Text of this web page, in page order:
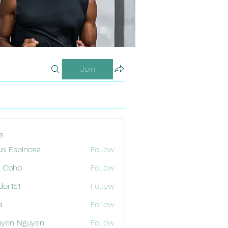
Join
Espinosa
Follow
Cbhb
Follow
Follow
Follow
Nguyen
Follow